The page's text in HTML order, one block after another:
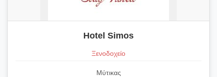
Hotel Simos
Ξενοδοχείο
Μύτικας